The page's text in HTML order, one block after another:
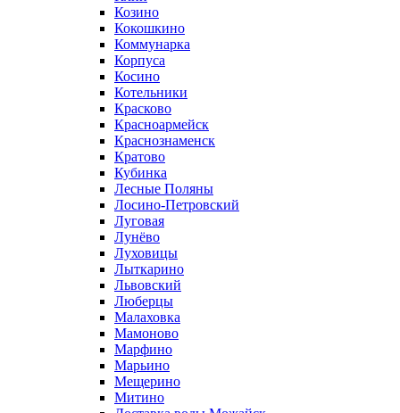
Козино
Кокошкино
Коммунарка
Корпуса
Косино
Котельники
Красково
Красноармейск
Краснознаменск
Кратово
Кубинка
Лесные Поляны
Лосино-Петровский
Луговая
Лунёво
Луховицы
Лыткарино
Львовский
Люберцы
Малаховка
Мамоново
Марфино
Марьино
Мещерино
Митино